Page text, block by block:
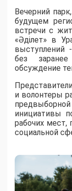
Вечерний
будущем
встречи с
«Әділет» в
выступлений
без
обсуждение
и волонтеры
инициативы
рабочих мест,
социальной